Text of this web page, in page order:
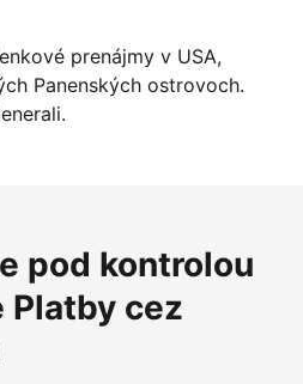
prenájmy v USA,
Panenských ostrovoch.
pod kontrolou
Platby cez